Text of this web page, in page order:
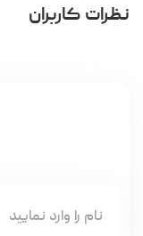
نظرات کاربران